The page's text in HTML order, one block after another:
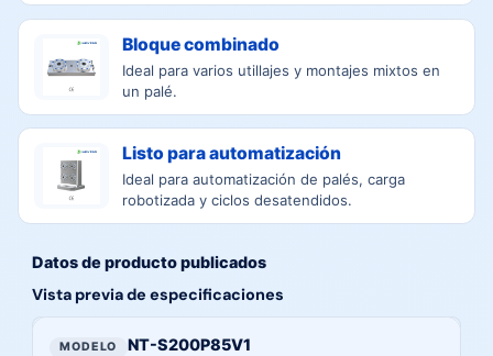
Bloque combinado
Ideal para varios utillajes y montajes mixtos en
un palé.
Listo para automatización
Ideal para automatización de palés, carga
robotizada y ciclos desatendidos.
Datos de producto publicados
Vista previa de especificaciones
Vista previa de especificaciones publicadas en esta página
NT-S200P85V1